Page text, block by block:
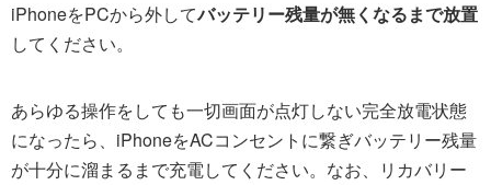
iPhoneをPCから外してバッテリー残量が無くなるまで放置
してください。
あらゆる操作をしても一切画面が点灯しない完全放電状態
になったら、iPhoneをACコンセントに繋ぎバッテリー残量
が十分に溜まるまで充電してください。なお、リカバリー